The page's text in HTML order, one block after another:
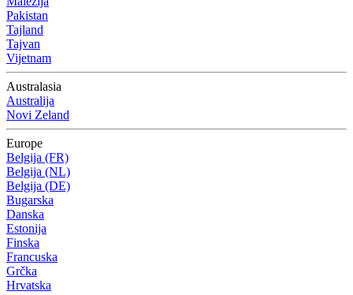
Pakistan
Tajland
Tajvan
Vijetnam
Australasia
Australija
Novi Zeland
Europe
Belgija (FR)
Belgija (NL)
Belgija (DE)
Bugarska
Danska
Estonija
Finska
Francuska
Grčka
Hrvatska